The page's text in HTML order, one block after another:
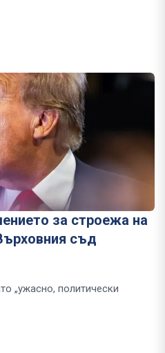
за строежа на
съд
„ужасно, политически